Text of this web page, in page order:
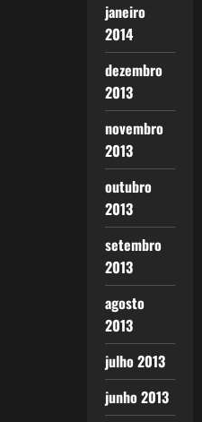
janeiro
2014
dezembro
2013
novembro
2013
outubro
2013
setembro
2013
agosto
2013
julho 2013
junho 2013